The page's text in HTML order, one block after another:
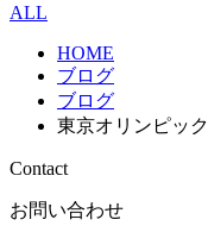
ALL
HOME
ブログ
ブログ
東京オリンピッ
Contact
お問い合わせ